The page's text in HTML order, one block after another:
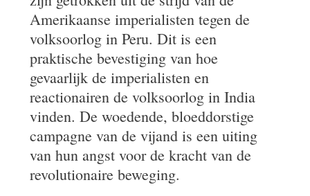
Amerikaanse imperialisten tegen de
volksoorlog in Peru. Dit is een
praktische bevestiging van hoe
gevaarlijk de imperialisten en
reactionairen de volksoorlog in India
vinden. De woedende, bloeddorstige
campagne van de vijand is een uiting
van hun angst voor de kracht van de
revolutionaire beweging.